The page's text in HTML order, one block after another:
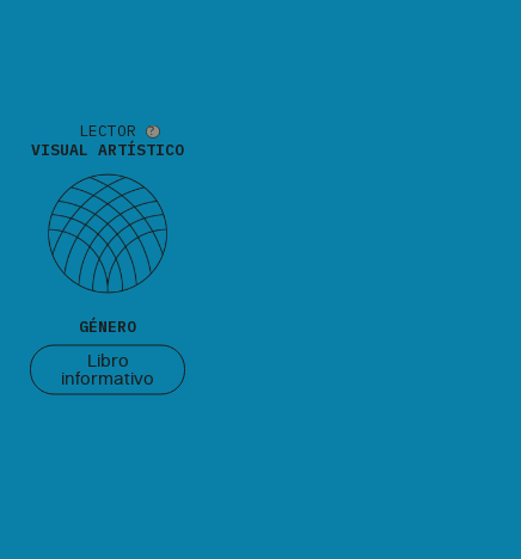
LECTOR
VISUAL ARTÍSTICO
GÉNERO
Libro
informativo